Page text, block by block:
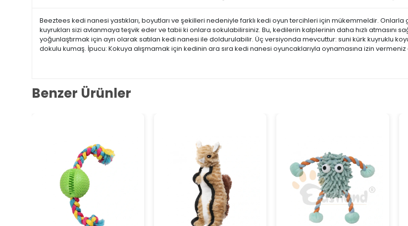
Beeztees kedi nanesi yastıkları, boyutları ve şekilleri nedeniyle farklı kedi oyun tercihleri ​​için mükemmeldir.
kuyrukları sizi avlanmaya teşvik eder ve tabii ki onlara sokulabilirsiniz. Bu, kedilerin kalplerinin daha hızlı atmasını
yoğunlaştırmak için ayrı olarak satılan kedi nanesi ile doldurulabilir. Üç versiyonda mevcuttur: suni kürk kuyruklu
dokulu kumaş. İpucu: Kokuya alışmamak için kedinin ara sıra kedi nanesi oyuncaklarıyla oynamasına izin vermeniz
Benzer Ürünler